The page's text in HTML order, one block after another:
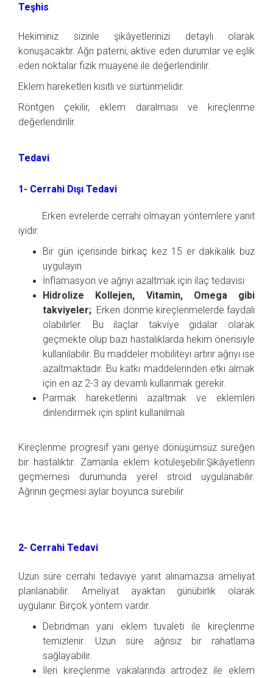
Teşhis
Hekiminiz sizinle şikâyetlerinizi detaylı olarak
konuşacaktır. Ağrı paterni, aktive eden durumlar ve eşlik
eden noktalar fizik muayene ile değerlendirilir.
Eklem hareketleri kısıtlı ve sürtünmelidir.
Röntgen çekilir, eklem daralması ve kireçlenme
değerlendirilir.
Tedavi
1- Cerrahi Dışı Tedavi
Erken evrelerde cerrahi olmayan yöntemlere yanıt
iyidir.
Bir gün içerisinde birkaç kez 15 er dakikalık buz
uygulayın
İnflamasyon ve ağrıyı azaltmak için ilaç tedavisi
Hidrolize Kollejen, Vitamin, Omega gibi
takviyeler; Erken dönme kireçlenmelerde faydalı
olabilirler. Bu ilaçlar takviye gıdalar olarak
geçmekte olup bazı hastalıklarda hekim önerisiyle
kullanılabilir. Bu maddeler mobiliteyi artırır ağrıyı ise
azaltmaktadır. Bu katkı maddelerinden etki almak
için en az 2-3 ay devamlı kullanmak gerekir.
Parmak hareketlerini azaltmak ve eklemleri
dinlendirmek için splint kullanılmalı
Kireçlenme progresif yani geriye dönüşümsüz süreğen
bir hastalıktır. Zamanla eklem kötüleşebilir.Şikâyetlerin
geçmemesi durumunda yerel stroid uygulanabilir.
Ağrının geçmesi aylar boyunca sürebilir.
2- Cerrahi Tedavi
Uzun süre cerrahi tedaviye yanıt alınamazsa ameliyat
planlanabilir. Ameliyat ayaktan günübirlik olarak
uygulanır. Birçok yöntem vardır.
Debridman yani eklem tuvaleti ile kireçlenme
temizlenir. Uzun süre ağrısız bir rahatlama
sağlayabilir.
İleri kireçlenme vakalarında artrodez ile eklem